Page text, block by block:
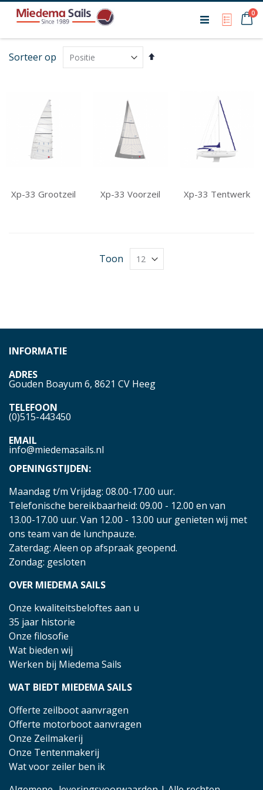
My0
Sorteer op
Van
Xp-33 Grootzeil Xp-33 Voorzeil Xp-33 Tentwerk
Toon
INFORMATIE
ADRES
Gouden Boayum 6, 8621 CV Heeg
TELEFOON
(0)515-443450
EMAIL
info@miedemasails.nl
OPENINGSTIJDEN:
Maandag t/m Vrijdag: 08.00-17.00 uur.
Telefonische bereikbaarheid: 09.00 - 12.00 en van
13.00-17.00 uur. Van 12.00 - 13.00 uur genieten wij met
ons team van de lunchpauze.
Zaterdag: Aleen op afspraak geopend.
Zondag: gesloten
OVER MIEDEMA SAILS
Onze kwaliteitsbeloftes aan u
35 jaar historie
Onze filosofie
Wat bieden wij
Werken bij Miedema Sails
WAT BIEDT MIEDEMA SAILS
Offerte zeilboot aanvragen
Offerte motorboot aanvragen
Onze Zeilmakerij
Onze Tentenmakerij
Wat voor zeiler ben ik